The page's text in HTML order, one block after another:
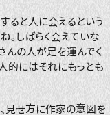
ると人に会えるという
。しばらく会えていな
んの人が足を運んでく
的にはそれにもっとも
見せ方に作家の意図を